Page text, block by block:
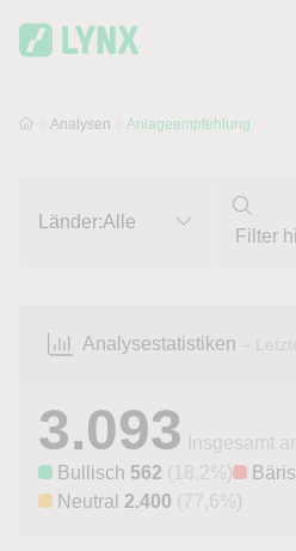
Analysen Anlageempfehlung
Länder:Alle
Analysestatistiken –
3.093
Insgesamt
Bullisch 562 (18,2%)
Neutral 2.400 (77,6%)